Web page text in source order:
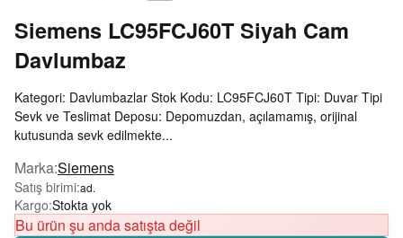
Siemens LC95FCJ60T Siyah Cam
Davlumbaz
Kategori: Davlumbazlar Stok Kodu: LC95FCJ60T Tipi: Duvar Tipi
Sevk ve Teslimat Deposu: Depomuzdan, açılamamış, orijinal
kutusunda sevk edilmekte...
Marka:Siemens
Satış birimi:ad.
Kargo:Stokta yok
Bu ürün şu anda satışta değil